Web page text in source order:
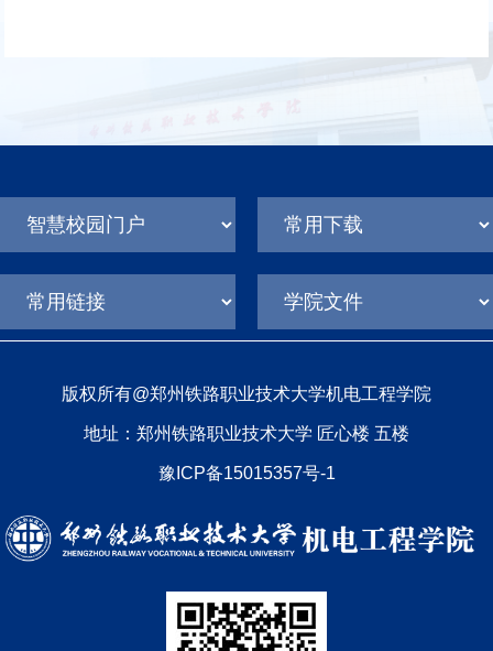
版权所有@郑州铁路职业技术大学机电工程学院
地址：郑州铁路职业技术大学 匠心楼 五楼
豫ICP备15015357号-1